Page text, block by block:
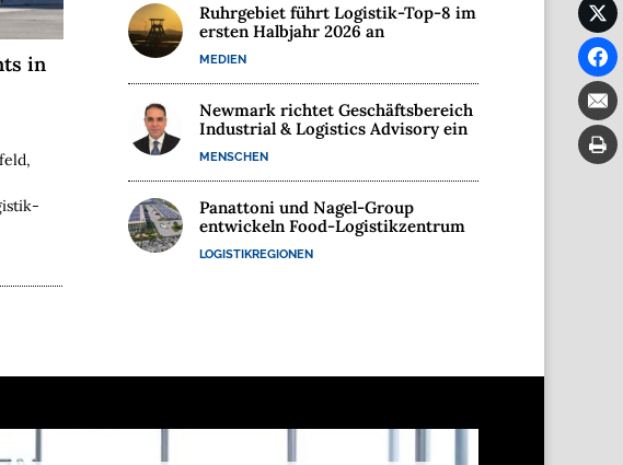
in
Ruhrgebiet führt Logistik-Top-8 im
ersten Halbjahr 2026 an
MEDIEN
Newmark richtet Geschäftsbereich
Industrial & Logistics Advisory ein
MENSCHEN
Panattoni und Nagel-Group
entwickeln Food-Logistikzentrum
LOGISTIKREGIONEN